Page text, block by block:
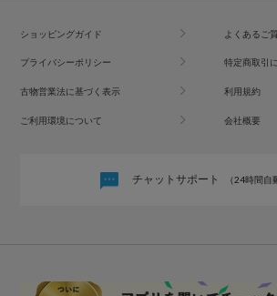
ショッピングガイド よくあるご
プライバシーポリシー 特定商取引
古物営業法に基づく表示 利用規約
ご利用環境について 会社概要
チャットサポート （24時間自